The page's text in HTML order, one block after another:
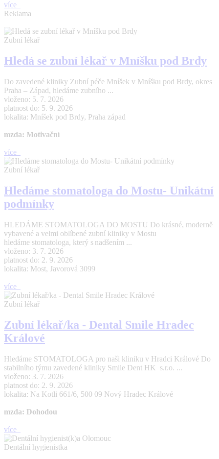
více
Reklama
Zubní lékař
Hledá se zubní lékař v Mníšku pod Brdy
Do zavedené kliniky Zubní péče Mníšek v Mníšku pod Brdy, okres
Praha – Západ, hledáme zubního ...
vloženo: 5. 7. 2026
platnost do: 5. 9. 2026
lokalita: Mníšek pod Brdy, Praha západ
mzda: Motivační
více
Zubní lékař
Hledáme stomatologa do Mostu- Unikátní
podmínky
HLEDÁME STOMATOLOGA DO MOSTU Do krásné, moderně
vybavené a velmi oblíbené zubní kliniky v Mostu
hledáme stomatologa, který s nadšením ...
vloženo: 3. 7. 2026
platnost do: 2. 9. 2026
lokalita: Most, Javorová 3099
více
Zubní lékař
Zubní lékař/ka - Dental Smile Hradec
Králové
Hledáme STOMATOLOGA pro naši kliniku v Hradci Králové Do
stabilního týmu zavedené kliniky Smile Dent HK s.r.o. ...
vloženo: 3. 7. 2026
platnost do: 2. 9. 2026
lokalita: Na Kotli 661/6, 500 09 Nový Hradec Králové
mzda: Dohodou
více
Dentální hygienistka